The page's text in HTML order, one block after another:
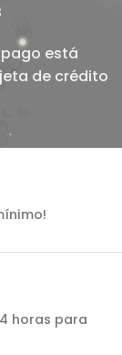
pago está
de crédito
horas para